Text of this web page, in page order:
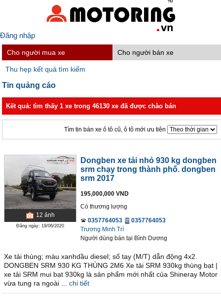
Đăng nhập
Cho người mua xe Cho người bán xe
Thu hẹp kết quả tìm kiếm
Tin quảng cáo
Kết quả: tìm thấy 1 xe trong 46130 xe đã được chào bán
Tìm tin bán xe ô tô cũ, ô tô mới ưu tiên
12 ảnh
Đăng ngày: 19/06/2020
Dongben xe tải nhỏ 930 kg dongben
srm chạy trong thành phố. dongben
srm 2017
195,000,000 VND
Có thương lượng
0357764053
0357764053
Trương Minh Trí
Người dùng bán tại Bình Dương
Xe tải thùng; màu xanhdầu diesel; số tay (M/T) dẫn động 4x2.
DONGBEN SRM 930 KG THÙNG 2M6 Xe tải SRM 930kg thùng bạt |
xe tải SRM mui bạt 930kg là sản phẩm mới nhất của Shineray Motor
vừa tung ra ngoài ...
chi tiết